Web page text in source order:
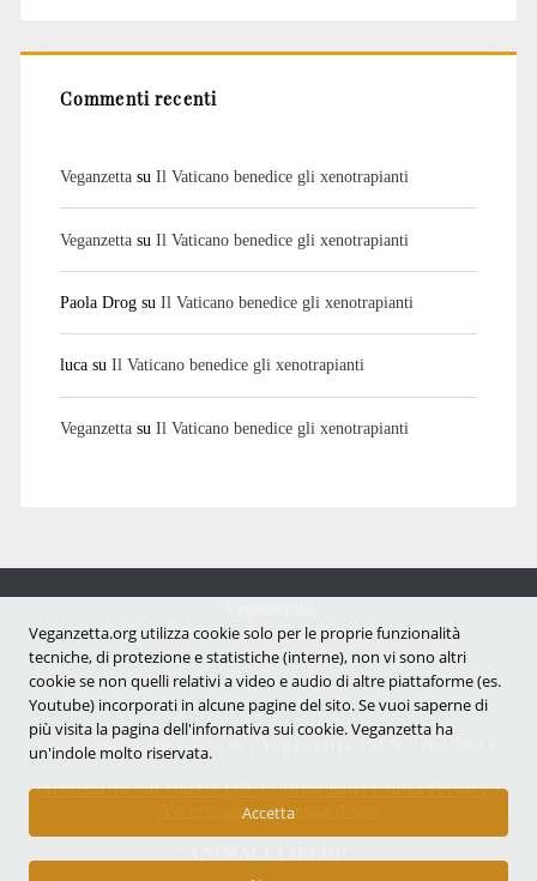
Commenti recenti
Veganzettasu Il Vaticano benedice gli xenotrapianti
Veganzettasu Il Vaticano benedice gli xenotrapianti
Paola Drogsu Il Vaticano benedice gli xenotrapianti
lucasu Il Vaticano benedice gli xenotrapianti
Veganzettasu Il Vaticano benedice gli xenotrapianti
Notizie dal mondo vegan e antispecista
Copyright © 2007 - 2026 |
Informativa sui cookie (UE)|Informativa sulla Privacy|
Avvertenze e Licenza d'uso
Veganzetta.org utilizza cookie solo per le proprie funzionalità
tecniche, di protezione e statistiche (interne), non vi sono altri
cookie se non quelli relativi a video e audio di altre piattaforme (es.
Youtube) incorporati in alcune pagine del sito. Se vuoi saperne di
più visita la pagina dell'infornativa sui cookie. Veganzetta ha
un'indole molto riservata.
Accetta